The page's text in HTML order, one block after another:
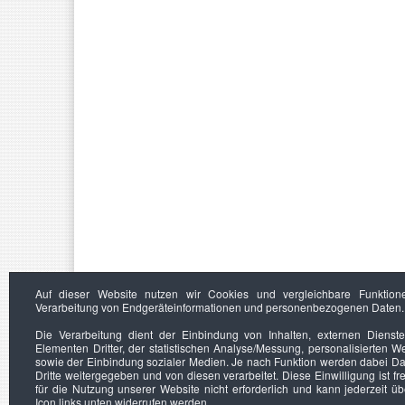
Auf dieser Website nutzen wir Cookies und vergleichbare
Verarbeitung von Endgeräteinformationen und personenbezogenen Daten.
Die Verarbeitung dient der Einbindung von Inhalten, externen
Elementen Dritter, der statistischen Analyse/Messung, personalisierten
sowie der Einbindung sozialer Medien. Je nach Funktion werden dabei
Dritte weitergegeben und von diesen verarbeitet. Diese Einwilligung ist
für die Nutzung unserer Website nicht erforderlich und kann jederzeit
Icon links unten widerrufen werden.